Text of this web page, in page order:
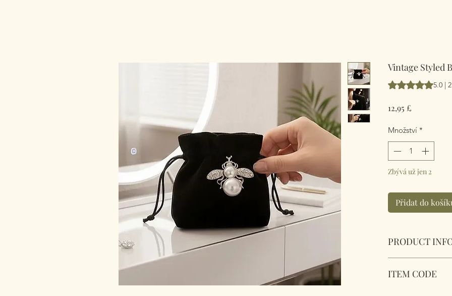
Vintage Styled
Hodnocení je 5.0
5.0 |
12,95 £
Množství *
Zbývá už jen 2
Přidat do
PRODUCT
Dimensions 3.5cm
ITEM CODE